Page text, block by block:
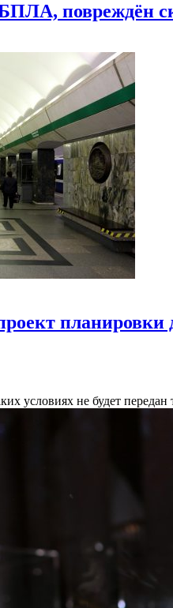
повреждён
планировки
условиях не будет